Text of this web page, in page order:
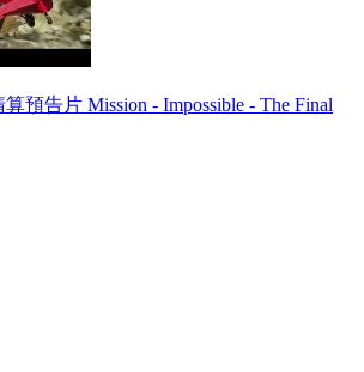
預告片 Mission - Impossible - The Final